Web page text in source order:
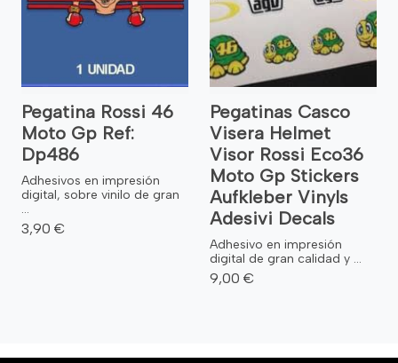
Pegatina Rossi 46
Moto Gp Ref:
Dp486
Adhesivos en impresión
digital, sobre vinilo de gran
...
3,90 €
Pegatinas Casco
Visera Helmet
Visor Rossi Eco36
Moto Gp Stickers
Aufkleber Vinyls
Adesivi Decals
Adhesivo en impresión
digital de gran calidad y ...
9,00 €